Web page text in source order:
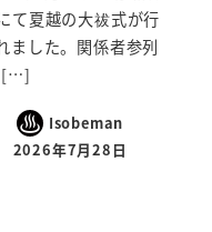
て夏越の大祓式が行
ました。関係者参列
[…]
Isobeman
2026年7月28日